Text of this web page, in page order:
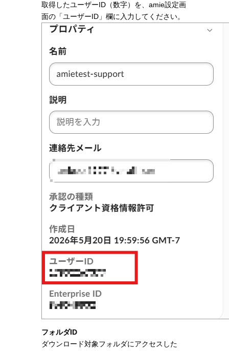
取得したユーザーID（数字）を、amie設定画
面の「ユーザーID」欄に入力してください。
フォルダID
ダウンロード対象フォルダにアクセスした